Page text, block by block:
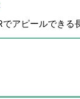
アピールできる